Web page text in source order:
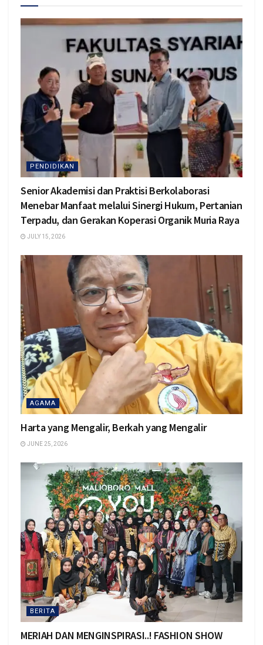
PENDIDIKAN
Senior Akademisi dan Praktisi Berkolaborasi
Menebar Manfaat melalui Sinergi Hukum, Pertanian
Terpadu, dan Gerakan Koperasi Organik Muria Raya
JULY 15, 2026
AGAMA
Harta yang Mengalir, Berkah yang Mengalir
JUNE 25, 2026
BERITA
MERIAH DAN MENGINSPIRASI..! FASHION SHOW